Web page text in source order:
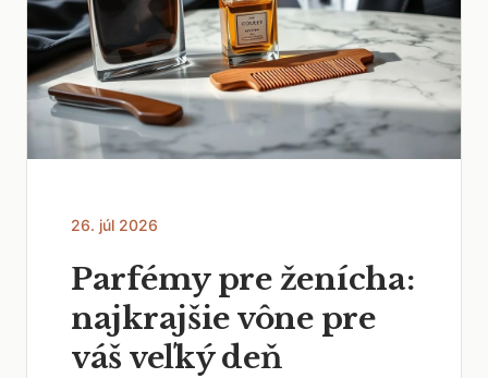
26. júl 2026
Parfémy pre ženícha:
najkrajšie vône pre
váš veľký deň